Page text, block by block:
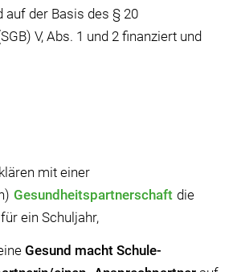
auf der Basis des § 20
V, Abs. 1 und 2 finanziert und
mit einer
Gesundheitspartnerschaft die
ein Schuljahr,
Gesund macht Schule-